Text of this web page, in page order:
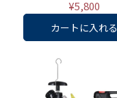
用)
¥5,800
カートに入れる